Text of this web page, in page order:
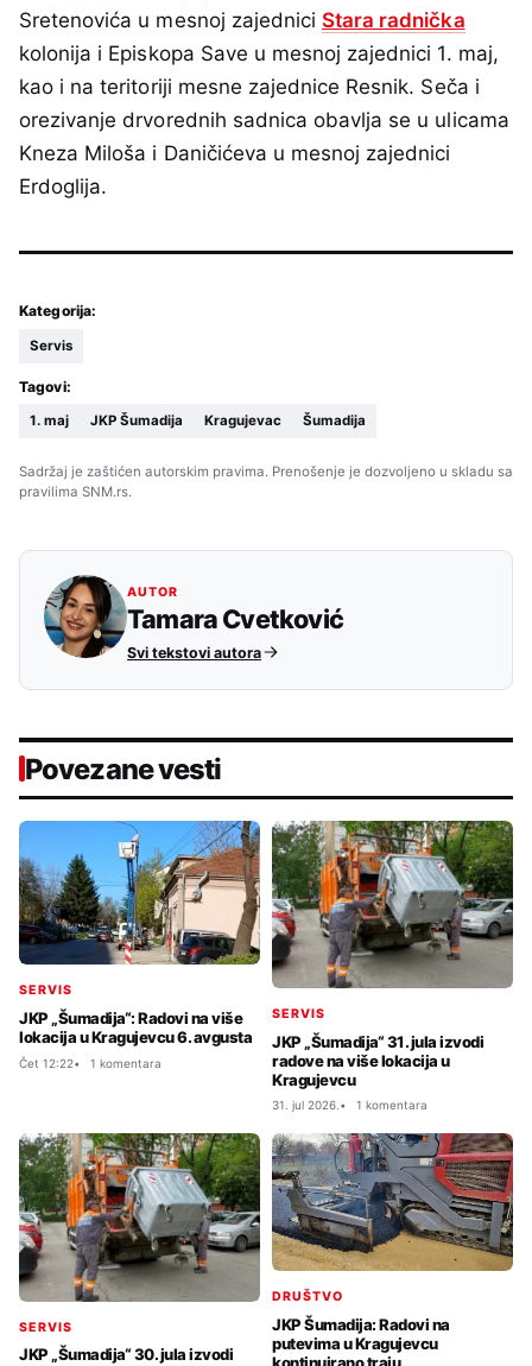
Sretenovića u mesnoj zajedniciStara radnička
kolonija i Episkopa Save u mesnoj zajednici 1. maj,
kao i na teritoriji mesne zajednice Resnik. Seča i
orezivanje drvorednih sadnica obavlja se u ulicama
Kneza Miloša i Daničićeva u mesnoj zajednici
Erdoglija.
Kategorija:
Servis
Tagovi:
1. maj JKP Šumadija Kragujevac Šumadija
Sadržaj je zaštićen autorskim pravima. Prenošenje je dozvoljeno u skladu sa
pravilima SNM.rs.
AUTOR
Tamara Cvetković
Svi tekstovi autora
Povezane vesti
SERVIS
JKP „Šumadija“: Radovi na više
lokacija u Kragujevcu 6. avgusta
Čet 12:22 1 komentara
SERVIS
JKP „Šumadija“ 31. jula izvodi
radove na više lokacija u
Kragujevcu
31. jul 2026. 1 komentara
SERVIS
JKP „Šumadija“ 30. jula izvodi
DRUŠTVO
JKP Šumadija: Radovi na
putevima u Kragujevcu